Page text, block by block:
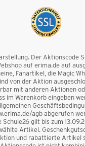
Der Aktionscode
auf erima.de auf
Fanartikel, die Magic
von der Aktion
mit anderen Aktionen
im Warenkorb eingeben
agb abgerufen
gilt bis zum
Artikel.
und rabattierte Artikel